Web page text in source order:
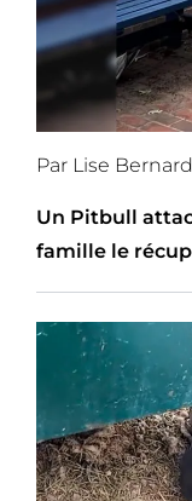
Par Lise Bernard
Un Pitbull
famille le